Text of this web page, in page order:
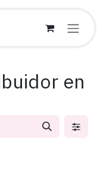
en